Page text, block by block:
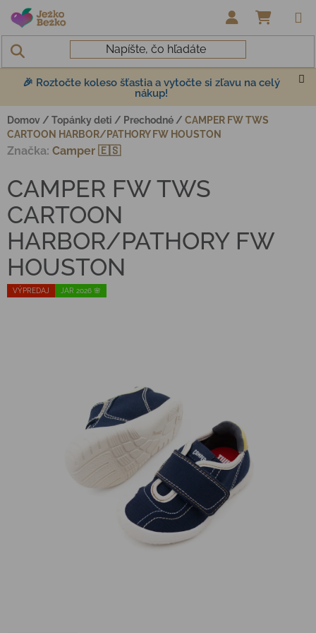
Prejsť na obsah
🎉 Roztočte koleso šťastia a vytočte si zľavu na celý
nákup!
Domov / Topánky deti / Prechodné / CAMPER FW TWS
CARTOON HARBOR/PATHORY FW HOUSTON
VÝPREDAJ JAR 2026 🌸
CAMPER FW TWS
CARTOON
HARBOR/PATHORY FW
HOUSTON
Značka: Camper 🇪🇸